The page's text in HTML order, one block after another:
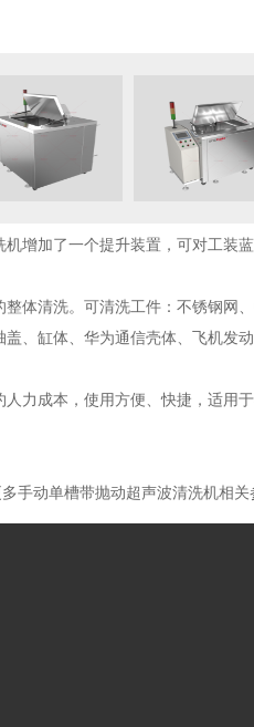
增加了一个提升装置，可对工装
体清洗。可清洗工件：不锈钢网
、缸体、华为通信壳体、飞机发
力成本，使用方便、快捷，适用
手动单槽带抛动超声波清洗机相